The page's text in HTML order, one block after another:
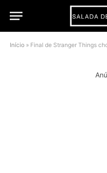
Início » Final de Stranger Things choca